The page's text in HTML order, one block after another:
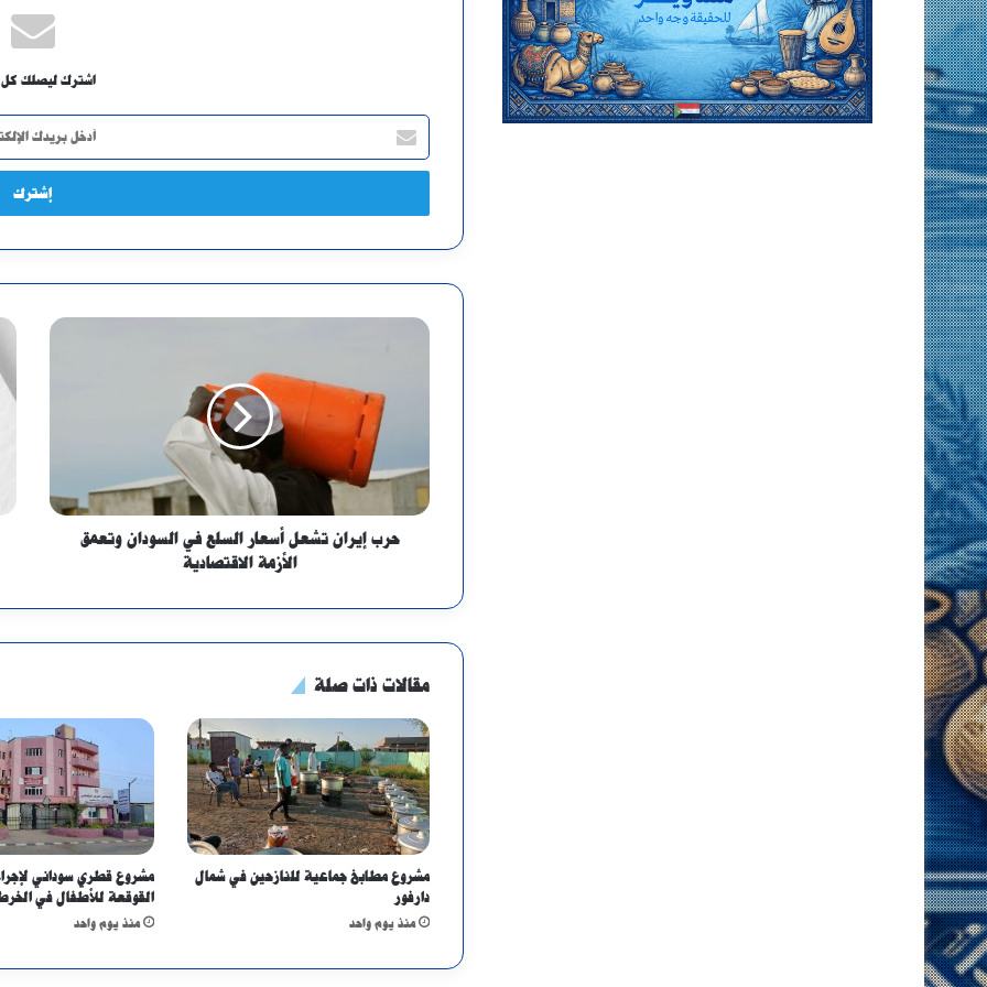
اشترك ليصلك كل
أدخل
بريدك
الإلكتروني
حرب إيران تشعل أسعار السلع في السودان وتعمق
الأزمة الاقتصادية
مقالات ذات صلة
مشروع مطابخ جماعية للنازحين في شمال
دارفور
منذ يوم واحد
مشروع قطري سوداني
القوقعة للأطفال في
منذ يوم واحد